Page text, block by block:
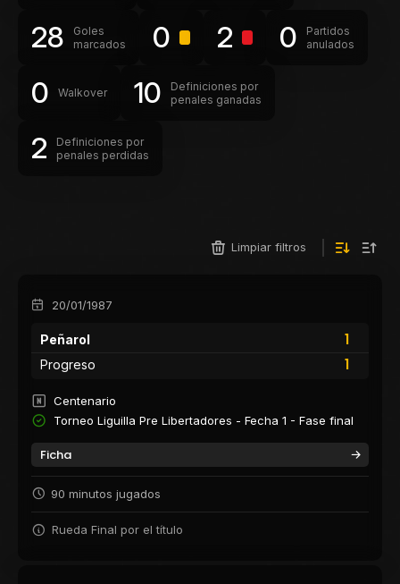
28
Goles
marcados
0 2 0
Partidos
anulados
0 Walkover 10
Definiciones por
penales ganadas
2
Definiciones por
penales perdidas
Limpiar filtros
20/01/1987
Peñarol
1
1
Progreso
Centenario
Torneo Liguilla Pre Libertadores - Fecha 1 - Fase final
Ficha
90 minutos jugados
Rueda Final por el título